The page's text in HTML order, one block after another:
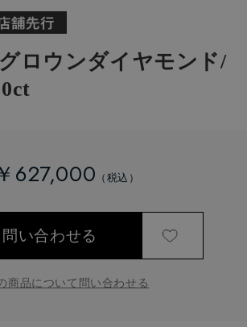
ロウンダイヤモンド/
627,000
問い合わせる
商品について問い合わせる